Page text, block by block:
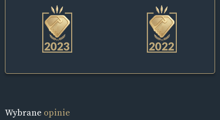
Wybrane opinie